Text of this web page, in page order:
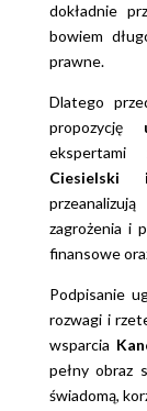
dokładnie
bowiem
prawne.
Dlatego
propozycję
Ciesielski
zagrożenia i
finansowe
Podpisanie
rozwagi i
wsparcia
pełny obraz
świadomą,